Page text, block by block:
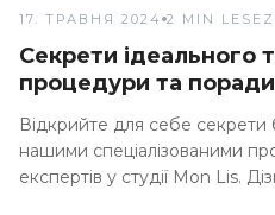
17. ТРАВНЯ 2024 2 MIN
Секрети ідеального
процедури та поради
Відкрийте для себе секрети
нашими спеціалізованими
експертів у студії Mon Lis.